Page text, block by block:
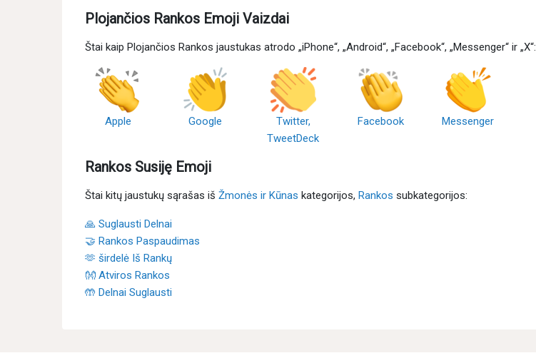
Plojančios Rankos Emoji Vaizdai
Štai kaip Plojančios Rankos jaustukas atrodo „iPhone“, „Android“, „Facebook“, „Messenger“ ir „X“:
Apple Google
Twitter,
TweetDeck
Facebook Messenger
Rankos Susiję Emoji
Štai kitų jaustukų sąrašas iš Žmonės ir Kūnas kategorijos, Rankos subkategorijos:
🙏 Suglausti Delnai
🤝 Rankos Paspaudimas
🫶 širdelė Iš Rankų
👐 Atviros Rankos
🤲 Delnai Suglausti